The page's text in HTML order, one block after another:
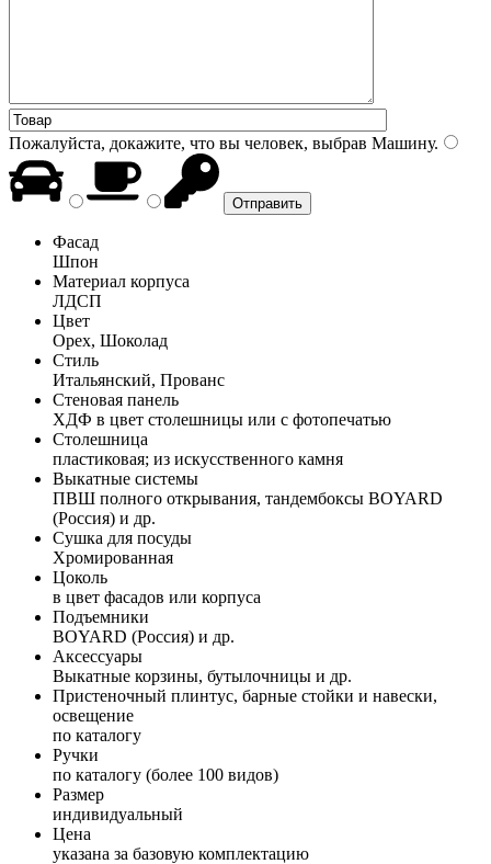
Пожалуйста, докажите, что вы человек, выбрав Машину.
Фасад
Шпон
Материал корпуса
ЛДСП
Цвет
Орех, Шоколад
Стиль
Итальянский, Прованс
Стеновая панель
ХДФ в цвет столешницы или с фотопечатью
Столешница
пластиковая; из искусственного камня
Выкатные системы
ПВШ полного открывания, тандембоксы BOYARD
(Россия) и др.
Сушка для посуды
Хромированная
Цоколь
в цвет фасадов или корпуса
Подъемники
BOYARD (Россия) и др.
Аксессуары
Выкатные корзины, бутылочницы и др.
Пристеночный плинтус, барные стойки и навески,
освещение
по каталогу
Ручки
по каталогу (более 100 видов)
Размер
индивидуальный
Цена
указана за базовую комплектацию